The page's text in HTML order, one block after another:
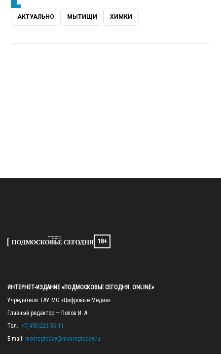
АКТУАЛЬНО МЫТИЩИ ХИМКИ
18+
ИНТЕРНЕТ-ИЗДАНИЕ «ПОДМОСКОВЬЕ СЕГОДНЯ. ONLINE»
Учредители: ГАУ МО «Цифровые Медиа»
Главный редактор — Попов И. А.
Тел.: +7(495)223-35-11
E-mail: mosregtoday@mosregtoday.ru